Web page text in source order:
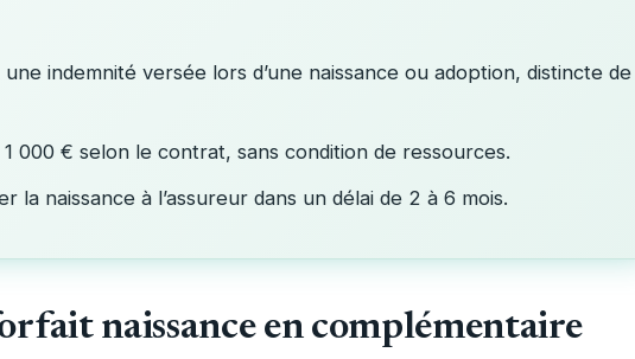
indemnité versée lors d’une naissance ou adoption, distincte de
000 € selon le contrat, sans condition de ressources.
la naissance à l’assureur dans un délai de 2 à 6 mois.
naissance en complémentaire